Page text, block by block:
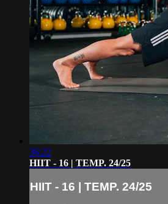
36:22
HIIT - 16 | TEMP. 24/25
HIIT - 16 | TEMP. 24/25